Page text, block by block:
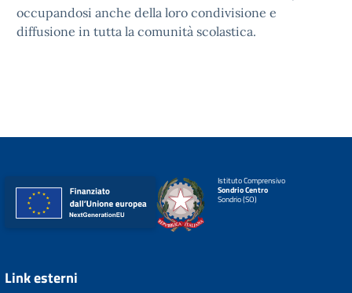
occupandosi anche della loro condivisione e
diffusione in tutta la comunità scolastica.
Istituto Comprensivo
Sondrio Centro
Sondrio (SO)
Link esterni